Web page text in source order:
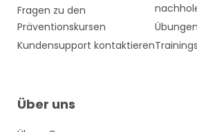
Fragen zu den
Präventionskursen
Kundensupport kontaktieren
Über uns